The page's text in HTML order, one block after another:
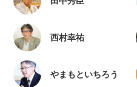
西村幸祐
やまもといちろう